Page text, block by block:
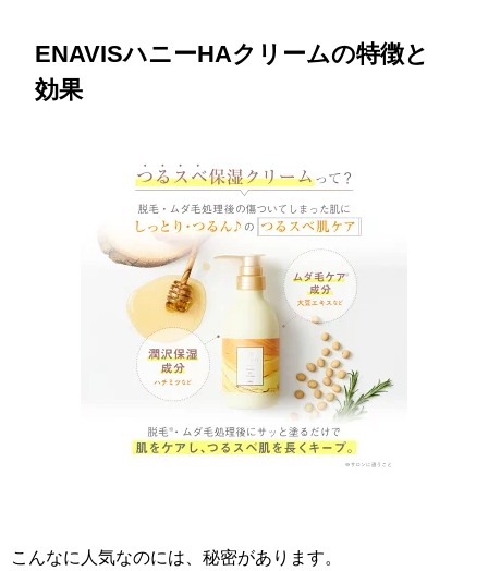
ENAVISハニーHAクリームの特徴と
効果
こんなに人気なのには、秘密があります。